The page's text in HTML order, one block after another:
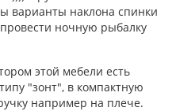
варианты наклона спинки
ночную рыбалку
этой мебели есть
"зонт", в компактную
например на плече.